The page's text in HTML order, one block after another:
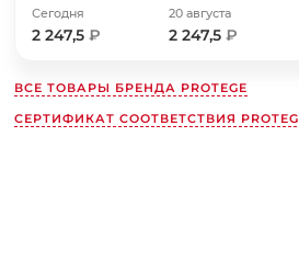
Сегодня
2 247,5₽
20 августа
2 247,5₽
ВСЕ ТОВАРЫ БРЕНДА PROTEGE
СЕРТИФИКАТ СООТВЕТСТВИЯ